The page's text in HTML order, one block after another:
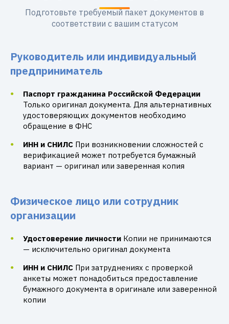
Подготовьте требуемый пакет документов в
соответствии с вашим статусом
Руководитель или индивидуальный
предприниматель
Паспорт гражданина Российской Федерации
Только оригинал документа. Для альтернативных
удостоверяющих документов необходимо
обращение в ФНС
ИНН и СНИЛС При возникновении сложностей с
верификацией может потребуется бумажный
вариант — оригинал или заверенная копия
Физическое лицо или сотрудник
организации
Удостоверение личности Копии не принимаются
— исключительно оригинал документа
ИНН и СНИЛС При затруднениях с проверкой
анкеты может понадобиться предоставление
бумажного документа в оригинале или заверенной
копии